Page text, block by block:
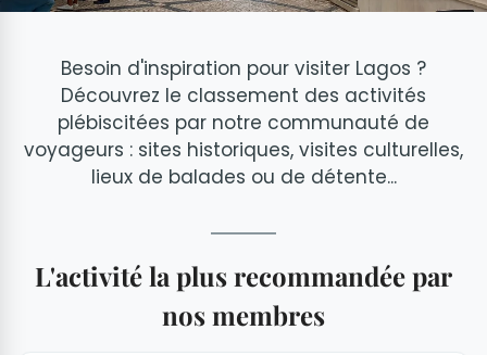
Besoin d'inspiration pour visiter Lagos ?
Découvrez le classement des activités
plébiscitées par notre communauté de
voyageurs : sites historiques, visites culturelles,
lieux de balades ou de détente...
L'activité la plus recommandée par
nos membres